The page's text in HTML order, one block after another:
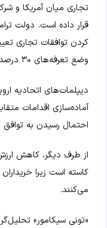
تجاری میان آمریکا و
قرار داده است. دولت
کردن توافقات تجاری
وضع تعرفه‌های ۳۰ درصدی بر واردات از اتحادیه اروپا کرده است.
دیپلمات‌های اتحادیه
آماده‌سازی اقدامات
احتمال رسیدن به
از طرف دیگر، کاهش
کاسته است زیرا
می‌کنند.